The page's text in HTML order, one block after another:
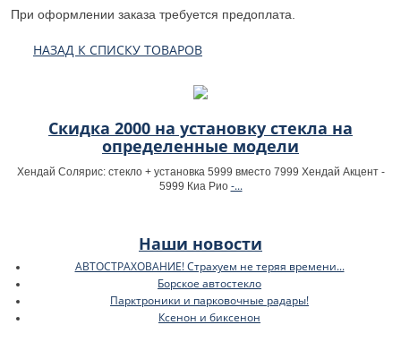
При оформлении заказа требуется предоплата.
НАЗАД К СПИСКУ ТОВАРОВ
Скидка 2000 на установку стекла на
определенные модели
Хендай Солярис: стекло + установка 5999 вместо 7999 Хендай Акцент -
5999 Киа Рио -...
Наши новости
АВТОСТРАХОВАНИЕ! Страхуем не теряя времени...
Борское автостекло
Парктроники и парковочные радары!
Ксенон и биксенон